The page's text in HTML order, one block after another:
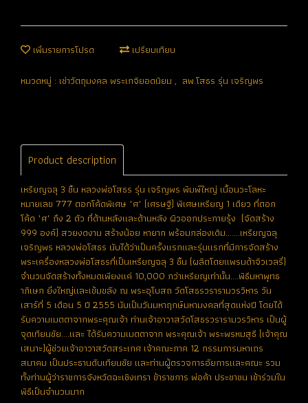
เพิ่มรายการโปรด เปรียบเทียบ
หมวดหมู่ : เช่าวัตถุมงคล พระเกจิยอดนิยม , ลพ.โสธร รุ่น เจริญพร
Product description
เหรียญฉลุ 3 ชิ้น หลวงพ่อโสธร รุ่น เจริญพร พิมพ์ใหญ่ เนื้อนวะโลหะ
หมายเลข 777 ตอกโค้ดพิเศษ "ศ" (เศรษฐี) พิเศษเหรียญ 1 เดียว ที่ตอก
โค้ด "ศ" ถึง 2 ตัว ที่ด้านหลังและด้านหลัง ผิวออกประกายรุ้ง (จัดสร้าง
999 องค์) สวยงดงาม สร้างน้อย หายาก พร้อมกล่องเดิม.......เหรียญฉลุ
เจริญพร หลวงพ่อโสธร นับได้ว่าเป็นครั้งแรกและรุ่นแรกที่มีการจัดสร้าง
พระเครื่องหลวงพ่อโสธรที่เป็นเหรียญฉลุ 3 ชิ้น (ผลิตโดยแพรนด้าจิวเวลรี่)
จำนวนจัดสร้างทั้งหมดเพียงแค่ 10,000 กว่าเหรียญเท่านั้น....พิธีมหาพุทธ
าภิเษก ยิ่งใหญ่และเข้มขลัง ณ พระอุโบสถ วัดโสธรวรารามวรวิหาร วัน
เสาร์ที่ 5 เดือน 5 ปี 2555 นับเป็นวันมหาฤกษ์มหามงคลที่สุดแห่งปี โดยได้
รับความเมตตาจากพระคุณเจ้า ท่านเจ้าอาวาสวัดโสธรวรารามวรวิหาร เป็นผู้
จุดเทียนชัย....และ ได้รับความเมตตาจาก พระคุณเจ้า พระพรหมสุธี (เจ้าคุณ
เสนาะ)ผู้ช่วยเจ้าอาวาสวัดสระเกศ เจ้าคณะภาค 12 กรรมการมหาเถร
สมาคม เป็นประธานดับเทียนชัย และท่านผู้ตรวจการอัยการและคณะ รวม
ทั้งท่านผู้ว่าราชการจังหวัดฉะเชิงเทรา ข้าราชการ พ่อค้า ประชาชน เข้าร่วมใน
พิธีเป็นจำนวนมาก